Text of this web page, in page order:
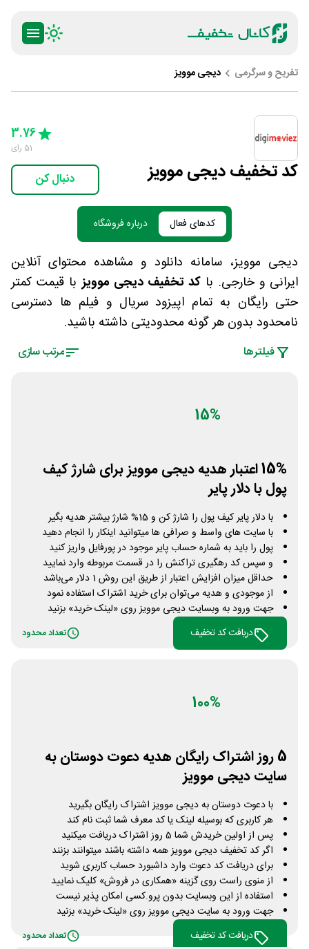
تفریح و سرگرمی دیجی موویز
کد تخفیف دیجی موویز
3 Stars
4 Stars
5 Stars
3.76
51 رای
دنبال کن
کدهای فعال درباره فروشگاه
دیجی موویز، سامانه دانلود و مشاهده محتوای آنلاین
ایرانی و خارجی. با کد تخفیف دیجی موویزبا قیمت کمتر
حتی رایگان به تمام اپیزود سریال و فیلم ها دسترسی
نامحدود بدون هر گونه محدودیتی داشته باشید.
فیلتر‌ها مرتب سازی
15%
15% اعتبار هدیه دیجی موویز برای شارژ کیف
پول با دلار پایر
با دلار پایر کیف پول را شارژ کن و 15% شارژ بیشتر هدیه بگیر
با سایت های واسط و صرافی ها میتوانید اینکار را انجام دهید
پول را باید به شماره حساب پایر موجود در پورفایل واریز کنید
و سپس کد رهگیری تراکنش را در قسمت مربوطه وارد نمایید
حداقل میزان افزایش اعتبار از طریق این روش 1 دلار می‌باشد
از موجودی و هدیه می‌توان برای خرید اشتراک استفاده نمود
جهت ورود به وبسایت دیجی موویز روی «لینک خرید» بزنید
دریافت کد تخفیف
تعداد محدود
100%
5 روز اشتراک رایگان هدیه دعوت دوستان به
سایت دیجی موویز
با دعوت دوستان به دیجی موویز اشتراک رایگان بگیرید
هر کاربری که بوسیله لینک یا کد معرف شما ثبت نام کند
پس از اولین خریدش شما 5 روز اشتراک دریافت میکنید
اگر کد تخفیف دیجی موویز همه داشته باشند میتوانند بزنند
برای دریافت کد دعوت وارد داشبورد حساب کاربری شوید
از منوی راست روی گزینه «همکاری در فروش» کلیک نمایید
استفاده از این وبسایت بدون پرو.کسی امکان پذیر نیست
جهت ورود به سایت دیجی موویز روی «لینک خرید» بزنید
دریافت کد تخفیف
تعداد محدود